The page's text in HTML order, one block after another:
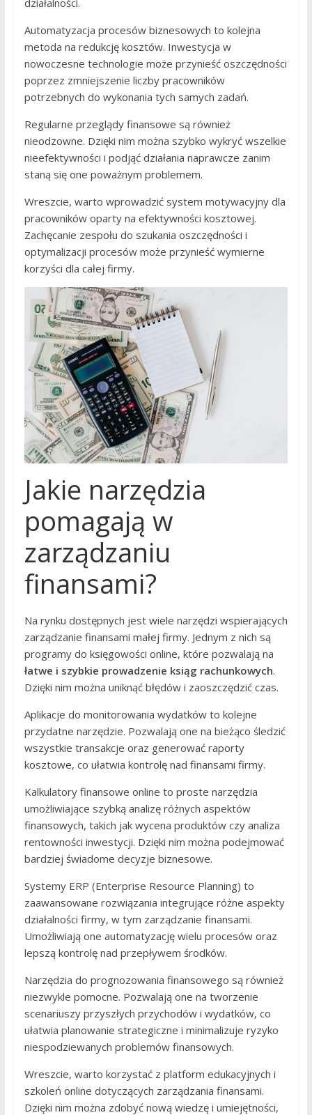
działalności.
Automatyzacja procesów biznesowych to kolejna
metoda na redukcję kosztów. Inwestycja w
nowoczesne technologie może przynieść oszczędności
poprzez zmniejszenie liczby pracowników
potrzebnych do wykonania tych samych zadań.
Regularne przeglądy finansowe są również
nieodzowne. Dzięki nim można szybko wykryć wszelkie
nieefektywności i podjąć działania naprawcze zanim
staną się one poważnym problemem.
Wreszcie, warto wprowadzić system motywacyjny dla
pracowników oparty na efektywności kosztowej.
Zachęcanie zespołu do szukania oszczędności i
optymalizacji procesów może przynieść wymierne
korzyści dla całej firmy.
Jakie narzędzia
pomagają w
zarządzaniu
finansami?
Na rynku dostępnych jest wiele narzędzi wspierających
zarządzanie finansami małej firmy. Jednym z nich są
programy do księgowości online, które pozwalają na
łatwe i szybkie prowadzenie ksiąg rachunkowych.
Dzięki nim można uniknąć błędów i zaoszczędzić czas.
Aplikacje do monitorowania wydatków to kolejne
przydatne narzędzie. Pozwalają one na bieżąco śledzić
wszystkie transakcje oraz generować raporty
kosztowe, co ułatwia kontrolę nad finansami firmy.
Kalkulatory finansowe online to proste narzędzia
umożliwiające szybką analizę różnych aspektów
finansowych, takich jak wycena produktów czy analiza
rentowności inwestycji. Dzięki nim można podejmować
bardziej świadome decyzje biznesowe.
Systemy ERP (Enterprise Resource Planning) to
zaawansowane rozwiązania integrujące różne aspekty
działalności firmy, w tym zarządzanie finansami.
Umożliwiają one automatyzację wielu procesów oraz
lepszą kontrolę nad przepływem środków.
Narzędzia do prognozowania finansowego są również
niezwykle pomocne. Pozwalają one na tworzenie
scenariuszy przyszłych przychodów i wydatków, co
ułatwia planowanie strategiczne i minimalizuje ryzyko
niespodziewanych problemów finansowych.
Wreszcie, warto korzystać z platform edukacyjnych i
szkoleń online dotyczących zarządzania finansami.
Dzięki nim można zdobyć nową wiedzę i umiejętności,